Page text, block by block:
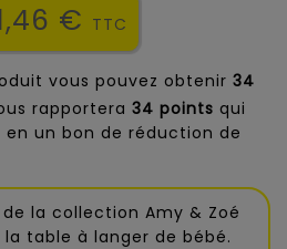
€ TTC
vous pouvez obtenir 34
rapportera 34 points qui
un bon de réduction de
la collection Amy & Zoé
table à langer de bébé.